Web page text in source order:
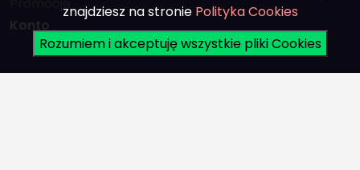
Konto
Logowanie
znajdziesz na stronie Polityka Cookies
Rozumiem i akceptuję wszystkie pliki Cookies